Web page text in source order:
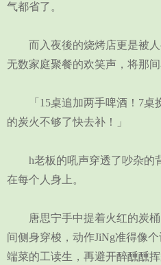
气都省了。
而入夜後的烧烤店更是被人
无数家庭聚餐的欢笑声，将那
「15桌追加两手啤酒！7桌
的炭火不够了快去补！」
h老板的吼声穿透了吵杂的
在每个人身上。
唐思宁手中提着火红的炭桶
间侧身穿梭，动作JiNg准得像
端菜的工读生，再避开醉醺醺挥